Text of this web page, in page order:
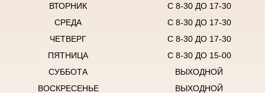
ВТОРНИК
С 8-30 ДО 17-30
СРЕДА
С 8-30 ДО 17-30
ЧЕТВЕРГ
С 8-30 ДО 17-30
ПЯТНИЦА
С 8-30 ДО 15-00
СУББОТА
ВЫХОДНОЙ
ВОСКРЕСЕНЬЕ
ВЫХОДНОЙ